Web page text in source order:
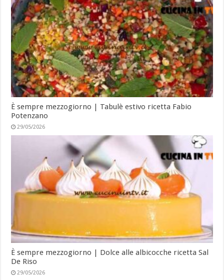
È sempre mezzogiorno | Tabulè estivo ricetta Fabio
Potenzano
29/05/2026
È sempre mezzogiorno | Dolce alle albicocche ricetta Sal
De Riso
29/05/2026